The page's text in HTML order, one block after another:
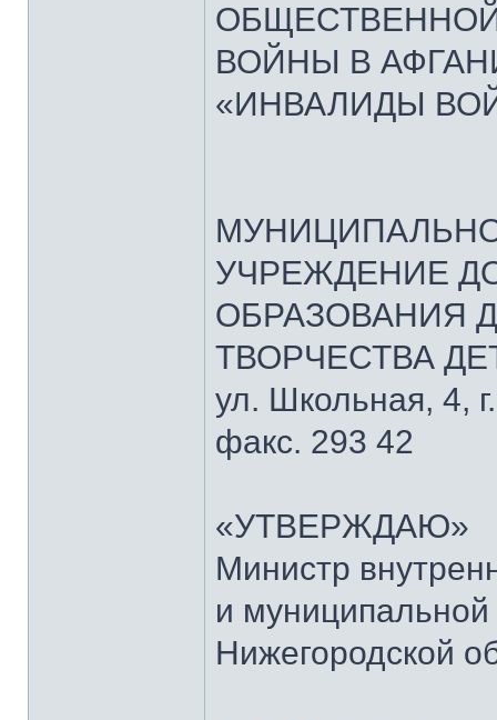
ВОЙНЫ В
«ИНВАЛИДЫ
УЧРЕЖДЕНИЕ
ОБРАЗОВАНИЯ
ТВОРЧЕСТВА
ул. Школьная, 4,
факс. 293 42
«УТВЕРЖДАЮ»
Министр
и муниципальной
Нижегородской